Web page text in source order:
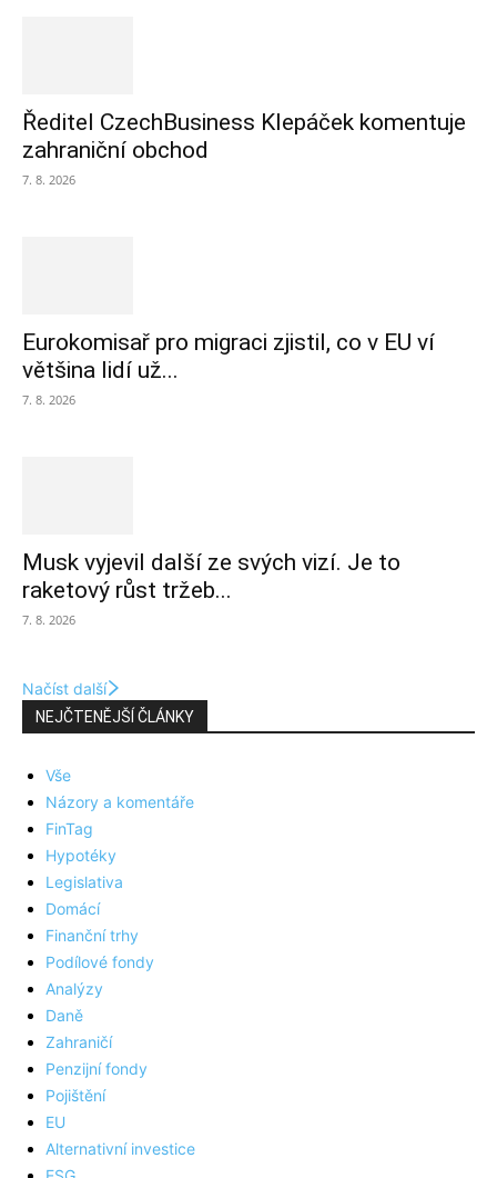
Ředitel CzechBusiness Klepáček komentuje
zahraniční obchod
7. 8. 2026
Eurokomisař pro migraci zjistil, co v EU ví
většina lidí už...
7. 8. 2026
Musk vyjevil další ze svých vizí. Je to
raketový růst tržeb...
7. 8. 2026
Načíst další
NEJČTENĚJŠÍ ČLÁNKY
Vše
Názory a komentáře
FinTag
Hypotéky
Legislativa
Domácí
Finanční trhy
Podílové fondy
Analýzy
Daně
Zahraničí
Penzijní fondy
Pojištění
EU
Alternativní investice